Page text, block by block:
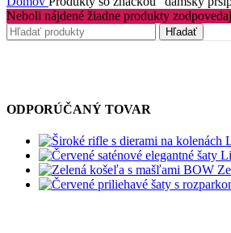
Neboli nájdené žiadne produkty
Hľadať
ODPORÚČANÝ TOVAR